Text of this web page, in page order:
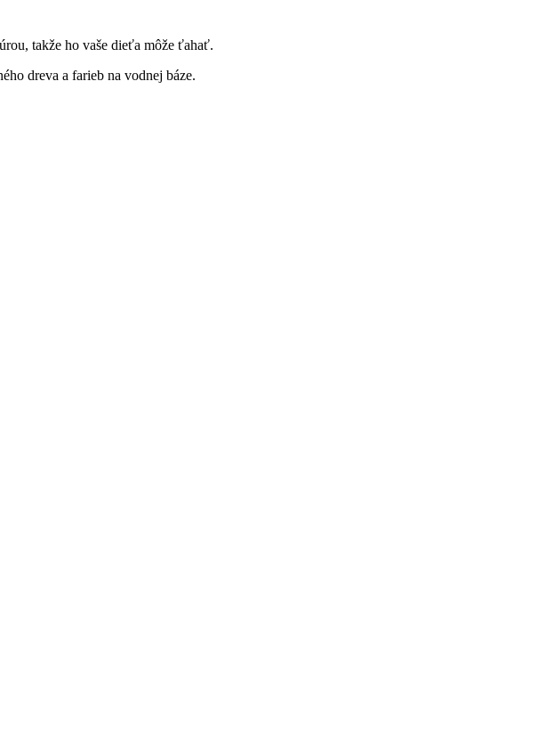
takže ho vaše dieťa môže ťahať.
dreva a farieb na vodnej báze.